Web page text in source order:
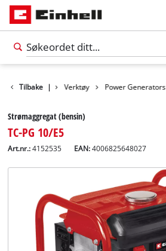
NO Norsk
Tilbake |
Produkter Verktøy Power Generators
Strømaggregat (bensin)
TC-PG 10/E5
Art.nr.: 4152535 EAN:4006825648027